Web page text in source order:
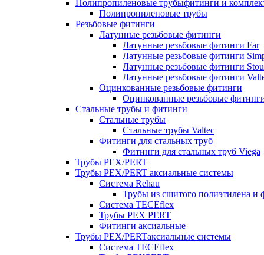
Полипропиленовые трубыфитинги и
Полипропиленовые трубы
Резьбовые фитинги
Латунные резьбовые фитинги
Латунные резьбовые фитинги Far
Латунные резьбовые фитинги
Латунные резьбовые фитинги
Латунные резьбовые фитинги
Оцинкованные резьбовые фитинги
Оцинкованные резьбовые
Стальные трубы и фитинги
Стальные трубы
Стальные трубы Valtec
Фитинги для стальных труб
Фитинги для стальных труб Viega
Трубы PEX/PERT
Трубы PEX/PERT аксиальные системы
Система Rehau
Трубы из сшитого полиэтилена и
Система TECEflex
Трубы PEX PERT
Фитинги аксиальные
Трубы PEX/PERTаксиальные системы
Система TECEflex